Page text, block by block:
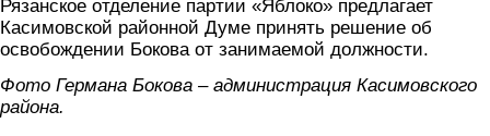
Рязанское отделение партии «Яблоко» предлагает
Касимовской районной Думе принять решение об
освобождении Бокова от занимаемой должности.
Фото Германа Бокова – администрация Касимовского
района.